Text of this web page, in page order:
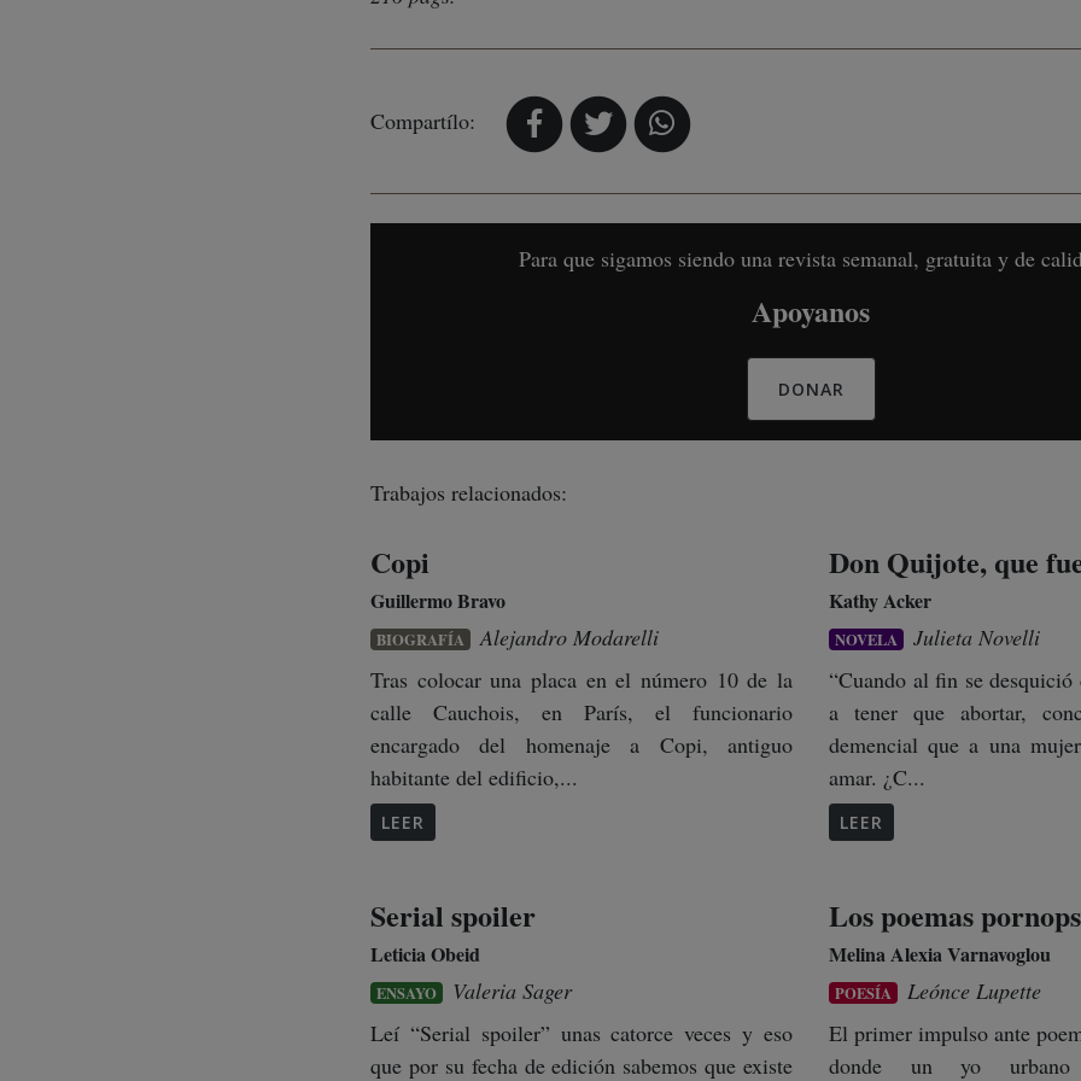
Compartílo:
Para que sigamos siendo una revista semanal, gratuita y de
Apoyanos
DONAR
Trabajos relacionados:
Copi
Guillermo Bravo
BIOGRAFÍA
Alejandro Modarelli
Tras colocar una placa en el número 10 de la
calle Cauchois, en París, el funcionario
encargado del homenaje a Copi, antiguo
habitante del edificio,...
LEER
Don Quijote, que
Kathy Acker
NOVELA
Julieta Novelli
“Cuando al fin se
a tener que abortar,
demencial que a una
amar. ¿C...
LEER
Serial spoiler
Leticia Obeid
ENSAYO
Valeria Sager
Leí “Serial spoiler” unas catorce veces y eso
que por su fecha de edición sabemos que existe
Los poemas
Melina Alexia Varnavoglou
POESÍA
Leónce Lupette
El primer impulso ante
donde un yo